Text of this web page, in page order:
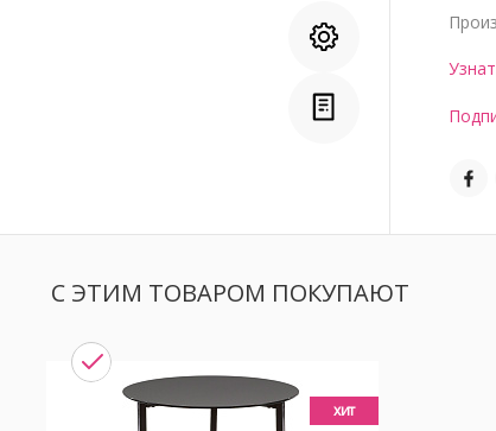
С ЭТИМ ТОВАРОМ ПОКУПАЮТ
хит